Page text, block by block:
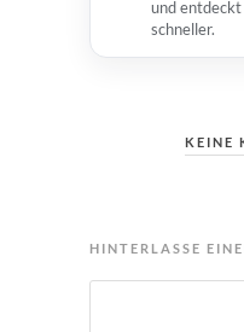
und
schneller.
KEINE
HINTERLASSE